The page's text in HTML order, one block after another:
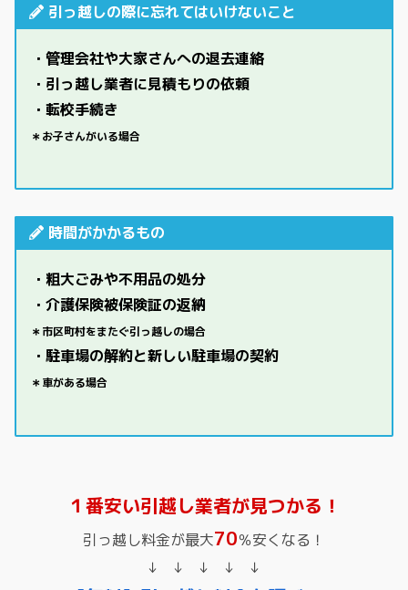
引っ越しの際に忘れてはいけないこと
・ 管理会社や大家さんへの退去連絡
・ 引っ越し業者に見積もりの依頼
・転校手続き
＊お子さんがいる場合
時間がかかるもの
・ 粗大ごみや不用品の処分
・ 介護保険被保険証の返納
＊市区町村をまたぐ引っ越しの場合
・駐車場の解約と新しい駐車場の契約
＊車がある場合
１番安い引越し業者が見つかる！
引っ越し料金が最大70％安くなる！
↓ ↓ ↓ ↓ ↓